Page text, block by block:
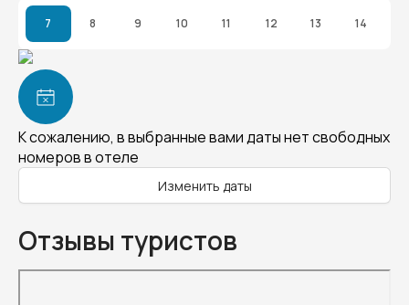
7 8 9 10 11 12 13 14
К сожалению, в выбранные вами даты нет свободных
номеров в отеле
Изменить даты
Отзывы туристов